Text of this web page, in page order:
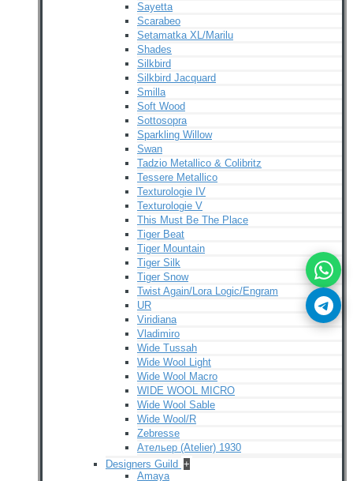
Sayetta
Scarabeo
Setamatka XL/Marilu
Shades
Silkbird
Silkbird Jacquard
Smilla
Soft Wood
Sottosopra
Sparkling Willow
Swan
Tadzio Metallico & Colibritz
Tessere Metallico
Texturologie IV
Texturologie V
This Must Be The Place
Tiger Beat
Tiger Mountain
Tiger Silk
Tiger Snow
Twist Again/Lora Logic/Engram
UR
Viridiana
Vladimiro
Wide Tussah
Wide Wool Light
Wide Wool Macro
WIDE WOOL MICRO
Wide Wool Sable
Wide Wool/R
Zebresse
Ательер (Atelier) 1930
Designers Guild +
Amaya